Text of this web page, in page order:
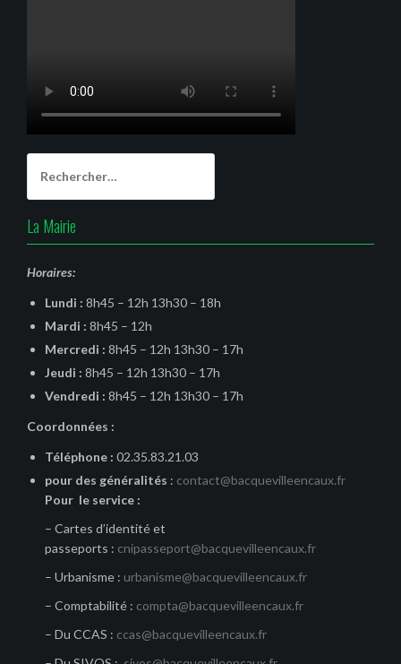
La Mairie
Horaires:
Lundi : 8h45 – 12h 13h30 – 18h
Mardi : 8h45 – 12h
Mercredi : 8h45 – 12h 13h30 – 17h
Jeudi : 8h45 – 12h 13h30 – 17h
Vendredi : 8h45 – 12h 13h30 – 17h
Coordonnées :
Téléphone : 02.35.83.21.03
pour des généralités : contact@bacquevilleencaux.fr
Pour le service :
– Cartes d’identité et
passeports : cnipasseport@bacquevilleencaux.fr
– Urbanisme : urbanisme@bacquevilleencaux.fr
– Comptabilité : compta@bacquevilleencaux.fr
– Du CCAS : ccas@bacquevilleencaux.fr